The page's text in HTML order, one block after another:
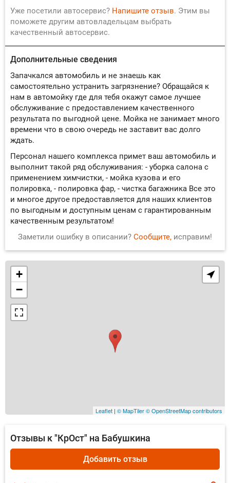
09:00-20:00
Вс
09:00-20:00
Пн 09:00-20:00
Вт
09:00-20:00
Ср
09:00-20:00
Чт
09:00-20:00
Уже посетили автосервис? Напишите отзыв. Этим вы
поможете другим автовладельцам выбрать
качественный автосервис.
Дополнительные сведения
Запачкался автомобиль и не знаешь как
самостоятельно устранить загрязнение? Обращайся к
нам в автомойку где для тебя окажут самое лучшее
обслуживание с предоставлением качественного
результата по выгодной цене. Мойка не занимает много
времени что в свою очередь не заставит вас долго
ждать.
Персонал нашего комплекса примет ваш автомобиль и
выполнит такой ряд обслуживания: - уборка салона с
применением химчистки, - мойка кузова и его
полировка, - полировка фар, - чистка багажника Все это
и многое другое предоставляется для наших клиентов
по выгодным и доступным ценам с гарантированным
качественным результатом!
Заметили ошибку в описании? Сообщите, исправим!
+
−
Leaflet | © MapTiler© OpenStreetMap contributors
Отзывы к "КрОст" на Бабушкина
Добавить отзыв